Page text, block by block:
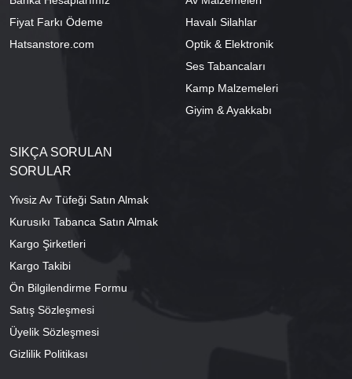
Fiyat Farkı Ödeme
Hatsanstore.com
Havalı Silahlar
Optik & Elektronik
Ses Tabancaları
Kamp Malzemeleri
Giyim & Ayakkabı
SIKÇA SORULAN
SORULAR
Yivsiz Av Tüfeği Satın Almak
Kurusıkı Tabanca Satın Almak
Kargo Şirketleri
Kargo Takibi
Ön Bilgilendirme Formu
Satış Sözleşmesi
Üyelik Sözleşmesi
Gizlilik Politikası